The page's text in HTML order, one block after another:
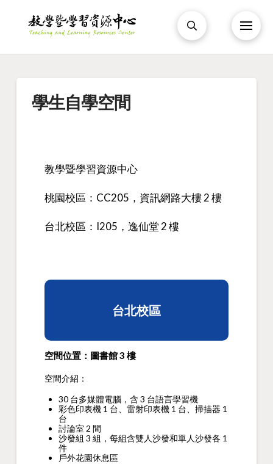
學生自學空間
教學暨學習資源中心
桃園校區：CC205，資訊網路大樓 2 樓
台北校區：I205，逸仙堂 2 樓
台北校區
空間位置：圖書館 3 樓
空間介紹：
30 台多媒體電腦，含 3 台語言學習機
彩色印表機 1 台、雷射印表機 1 台、掃描器 1
台
討論室 2 間
沙發組 3 組，每組含雙人沙發和單人沙發各 1
件
戶外花園休息區